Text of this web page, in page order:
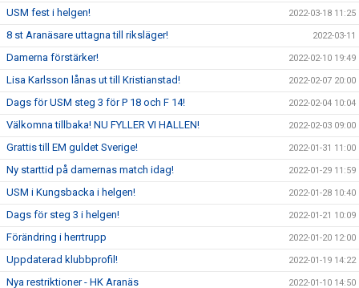
USM fest i helgen! 2022-03-18 11:25
8 st Aranäsare uttagna till riksläger! 2022-03-11
Damerna förstärker! 2022-02-10 19:49
Lisa Karlsson lånas ut till Kristianstad! 2022-02-07 20:00
Dags för USM steg 3 för P 18 och F 14! 2022-02-04 10:04
Välkomna tillbaka! NU FYLLER VI HALLEN! 2022-02-03 09:00
Grattis till EM guldet Sverige! 2022-01-31 11:00
Ny starttid på damernas match idag! 2022-01-29 11:59
USM i Kungsbacka i helgen! 2022-01-28 10:40
Dags för steg 3 i helgen! 2022-01-21 10:09
Förändring i herrtrupp 2022-01-20 12:00
Uppdaterad klubbprofil! 2022-01-19 14:22
Nya restriktioner - HK Aranäs 2022-01-10 14:50